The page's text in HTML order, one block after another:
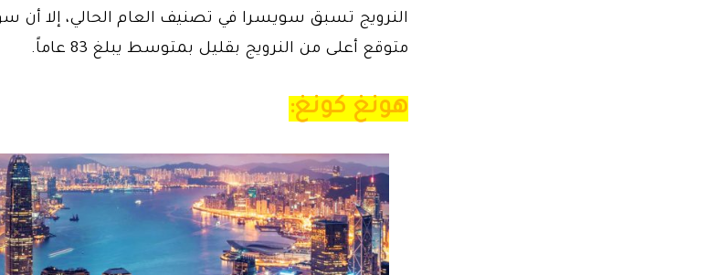
النرويج تسبق سويسرا في تصنيف العام الحالي، إلا
متوقع أعلى من النرويج بقليل بمتوسط يبلغ 83 عاماً.
هونغ كونغ: